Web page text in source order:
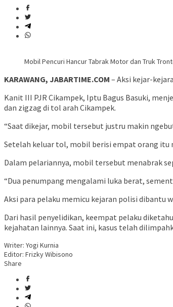
Mobil Pencuri Hancur Tabrak Motor dan Truk
KARAWANG, JABARTIME.COM – Aksi kejar-
Kanit III PJR Cikampek, Iptu Bagus Basuki,
dan zigzag di tol arah Cikampek.
“Saat dikejar, mobil tersebut justru makin
Setelah keluar tol, mobil berisi empat orang itu
Dalam pelariannya, mobil tersebut menabrak
“Dua penumpang mengalami luka berat,
Aksi para pelaku memicu kejaran polisi dibantu
Dari hasil penyelidikan, keempat pelaku
kejahatan lainnya. Saat ini, kasus telah
Writer: Yogi Kurnia
Editor: Frizky Wibisono
Share